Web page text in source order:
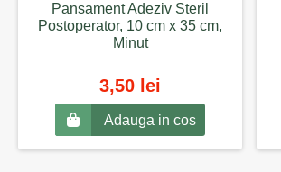
Pansament Adeziv Steril
Postoperator, 10 cm x 35 cm,
Minut
3,50 lei
Adauga in cos